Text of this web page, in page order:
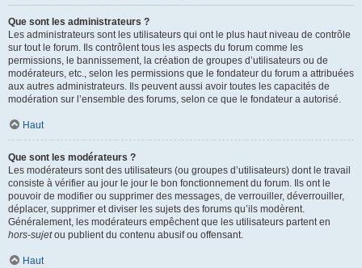
Que sont les administrateurs ?
Les administrateurs sont les utilisateurs qui ont le plus haut niveau de contrôle
sur tout le forum. Ils contrôlent tous les aspects du forum comme les
permissions, le bannissement, la création de groupes d’utilisateurs ou de
modérateurs, etc., selon les permissions que le fondateur du forum a attribuées
aux autres administrateurs. Ils peuvent aussi avoir toutes les capacités de
modération sur l’ensemble des forums, selon ce que le fondateur a autorisé.
Haut
Que sont les modérateurs ?
Les modérateurs sont des utilisateurs (ou groupes d’utilisateurs) dont le travail
consiste à vérifier au jour le jour le bon fonctionnement du forum. Ils ont le
pouvoir de modifier ou supprimer des messages, de verrouiller, déverrouiller,
déplacer, supprimer et diviser les sujets des forums qu’ils modèrent.
Généralement, les modérateurs empêchent que les utilisateurs partent en
hors-sujetou publient du contenu abusif ou offensant.
Haut